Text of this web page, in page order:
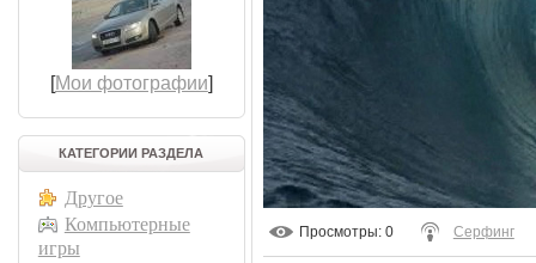
[Мои фотографии]
КАТЕГОРИИ РАЗДЕЛА
Другое
Компьютерные
игры
Просмотры: 0 Серфинг